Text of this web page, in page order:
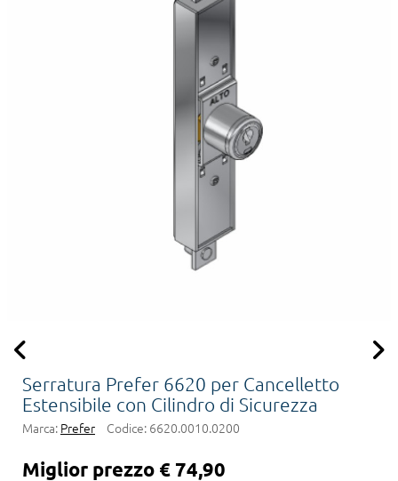
Serratura Prefer 6620 per Cancelletto
Estensibile con Cilindro di Sicurezza
Marca: Prefer Codice: 6620.0010.0200
Miglior prezzo € 74,90